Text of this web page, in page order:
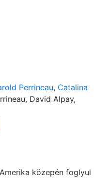
Perrineau, Catalina
David Alpay,
közepén foglyul